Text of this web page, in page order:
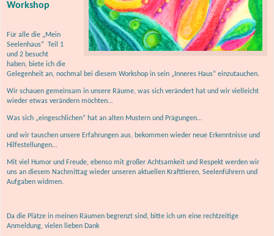
Workshop
Für alle die „Mein
Seelenhaus“ Teil 1
und 2 besucht
haben, biete ich die
Gelegenheit an, nochmal bei diesem Workshop in sein „Inneres Haus“ einzutauchen.
Wir schauen gemeinsam in unsere Räume, was sich verändert hat und wir vielleicht
wieder etwas verändern möchten…
Was sich „eingeschlichen“ hat an alten Mustern und Prägungen…
und wir tauschen unsere Erfahrungen aus, bekommen wieder neue Erkenntnisse und
Hilfestellungen…
Mit viel Humor und Freude, ebenso mit großer Achtsamkeit und Respekt werden wir
uns an diesem Nachmittag wieder unseren aktuellen Krafttieren, Seelenführern und
Aufgaben widmen.
Da die Plätze in meinen Räumen begrenzt sind, bitte ich um eine rechtzeitige
Anmeldung, vielen lieben Dank